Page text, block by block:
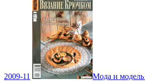
2009-11 Мода и